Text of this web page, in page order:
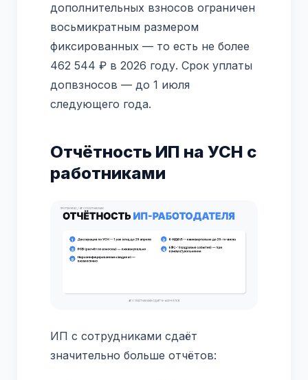
дополнительных взносов ограничен
восьмикратным размером
фиксированных — то есть не более
462 544 ₽ в 2026 году. Срок уплаты
допвзносов — до 1 июля
следующего года.
Отчётность ИП на УСН с
работниками
ИП с сотрудниками сдаёт
значительно больше отчётов: